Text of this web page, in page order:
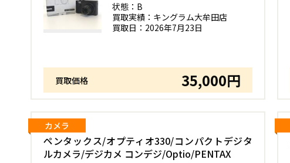
状態： B
買取実績： キングラム大牟田店
買取日： 2026年7月23日
買取価格 35,000円
ペンタックス/オプティオ330/コンパクトデジタ
ルカメラ/デジカメ コンデジ/Optio/PENTAX
カメラ